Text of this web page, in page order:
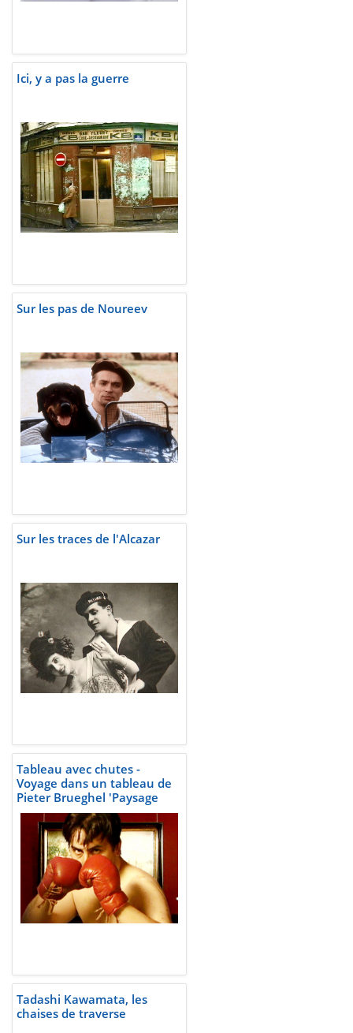
Ici, y a pas la guerre
Sur les pas de Noureev
Sur les traces de l'Alcazar
Tableau avec chutes -
Voyage dans un tableau de
Pieter Brueghel 'Paysage
avec la chute d'Icare' peint
vers 1555 quelque part en
Belgique
Tadashi Kawamata, les
chaises de traverse